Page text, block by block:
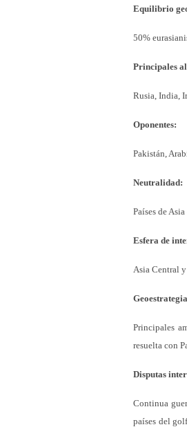
Equilibrio
50%
Principales
Rusia, India,
Oponentes:
Pakistán,
Neutralidad:
Países de
Esfera de
Asia Central
Principales
resuelta con
Disputas
Continua
países del